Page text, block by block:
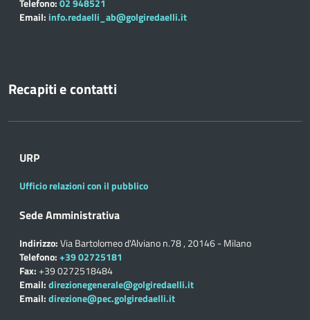
Telefono:02 948521
Email: info.redaelli_ab@golgiredaelli.it
Recapiti e contatti
URP
Ufficio relazioni con il pubblico
Sede Amministrativa
Indirizzo:Via Bartolomeo d'Alviano n.78 , 20146 - Milano
Telefono:+39 02725181
Fax:+39 0272518484
Email:direzionegenerale@golgiredaelli.it
Email:direzione@pec.golgiredaelli.it